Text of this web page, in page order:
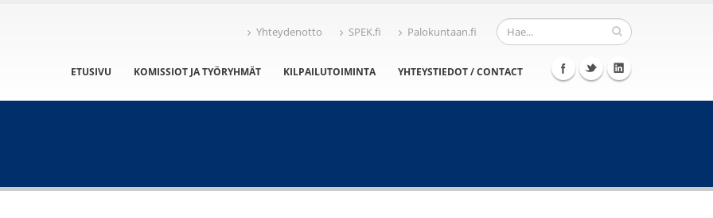
Yhteydenotto SPEK.fi Palokuntaan.fi
ETUSIVU KOMISSIOT JA TYÖRYHMÄT KILPAILUTOIMINTA YHTEYSTIEDOT / CONTACT